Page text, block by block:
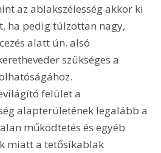
az ablakszélesség akkor ki
ha pedig túlzottan nagy,
alatt ún. alsó
szükséges a
felület a
alapterületének legalább a
működtetés és egyéb
miatt a tetősíkablak